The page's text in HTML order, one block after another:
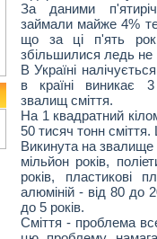
За даними
займали майже 4%
що за ці п'ять
збільшилися ледь не
В Україні
в країні виникає 3
звалищ сміття.
На 1 квадратний
50 тисяч тонн
Викинута на
мільйон років,
років, пластикові
алюміній - від 80 до
до 5 років.
Сміття - проблема